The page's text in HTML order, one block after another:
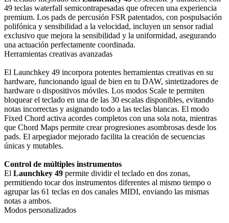
49 teclas waterfall semicontrapesadas que ofrecen una experiencia
premium. Los pads de percusión FSR patentados, con pospulsación
polifónica y sensibilidad a la velocidad, incluyen un sensor radial
exclusivo que mejora la sensibilidad y la uniformidad, asegurando
una actuación perfectamente coordinada.
Herramientas creativas avanzadas
El Launchkey 49 incorpora potentes herramientas creativas en su
hardware, funcionando igual de bien en tu DAW, sintetizadores de
hardware o dispositivos móviles. Los modos Scale te permiten
bloquear el teclado en una de las 30 escalas disponibles, evitando
notas incorrectas y asignando todo a las teclas blancas. El modo
Fixed Chord activa acordes completos con una sola nota, mientras
que Chord Maps permite crear progresiones asombrosas desde los
pads. El arpegiador mejorado facilita la creación de secuencias
únicas y mutables.
Control de múltiples instrumentos
El Launchkey 49 permite dividir el teclado en dos zonas,
permitiendo tocar dos instrumentos diferentes al mismo tiempo o
agrupar las 61 teclas en dos canales MIDI, enviando las mismas
notas a ambos.
Modos personalizados